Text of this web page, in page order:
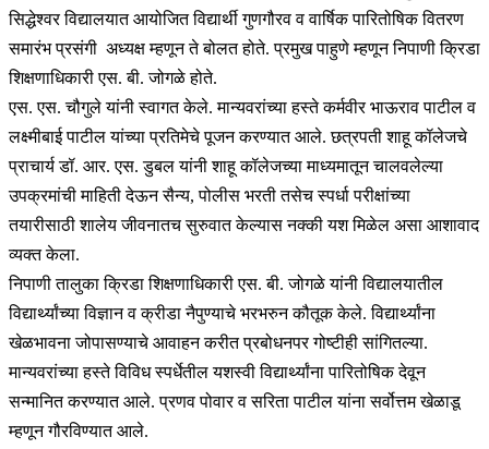
सिद्धेश्वर विद्यालयात आयोजित विद्यार्थी गुणगौरव व वार्षिक पारितोषिक वितरण
समारंभ प्रसंगी अध्यक्ष म्हणून ते बोलत होते. प्रमुख पाहुणे म्हणून निपाणी क्रिडा
शिक्षणाधिकारी एस. बी. जोगळे होते.
एस. एस. चौगुले यांनी स्वागत केले. मान्यवरांच्या हस्ते कर्मवीर भाऊराव पाटील व
लक्ष्मीबाई पाटील यांच्या प्रतिमेचे पूजन करण्यात आले. छत्रपती शाहू कॉलेजचे
प्राचार्य डॉ. आर. एस. डुबल यांनी शाहू कॉलेजच्या माध्यमातून चालवलेल्या
उपक्रमांची माहिती देऊन सैन्य, पोलीस भरती तसेच स्पर्धा परीक्षांच्या
तयारीसाठी शालेय जीवनातच सुरुवात केल्यास नक्की यश मिळेल असा आशावाद
व्यक्त केला.
निपाणी तालुका क्रिडा शिक्षणाधिकारी एस. बी. जोगळे यांनी विद्यालयातील
विद्यार्थ्यांच्या विज्ञान व क्रीडा नैपुण्याचे भरभरुन कौतूक केले. विद्यार्थ्यांना
खेळभावना जोपासण्याचे आवाहन करीत प्रबोधनपर गोष्टीही सांगितल्या.
मान्यवरांच्या हस्ते विविध स्पर्धेतील यशस्वी विद्यार्थ्यांना पारितोषिक देवून
सन्मानित करण्यात आले. प्रणव पोवार व सरिता पाटील यांना सर्वोत्तम खेळाडू
म्हणून गौरविण्यात आले.